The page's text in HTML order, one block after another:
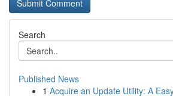
Search
Published News
1 Acquire an Update Utility: A